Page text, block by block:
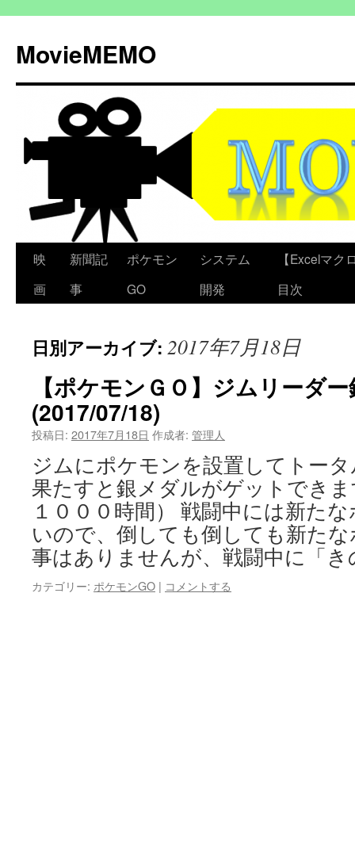
テ
ン
ッ
MovieMEMO
映
画
新聞記
事
ポケモン
GO
システム
開発
【Excelマク
目次
日別アーカイブ: 2017年7月18日
【ポケモンＧＯ】ジムリーダ
(2017/07/18)
投稿日: 2017年7月18日 作成者: 管理人
ジムにポケモンを設置してトー
果たすと銀メダルがゲットでき
１０００時間） 戦闘中には新た
いので、倒しても倒しても新た
事はありませんが、戦闘中に「
カテゴリー: ポケモンGO | コメントする